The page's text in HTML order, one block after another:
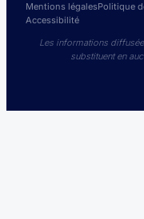
Mentions légalesPolitique
Accessibilité
Les informations
substituent en